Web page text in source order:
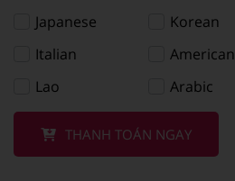
Japanese
Korean
Italian
American
Lao
Arabic
THANH TOÁN NGAY